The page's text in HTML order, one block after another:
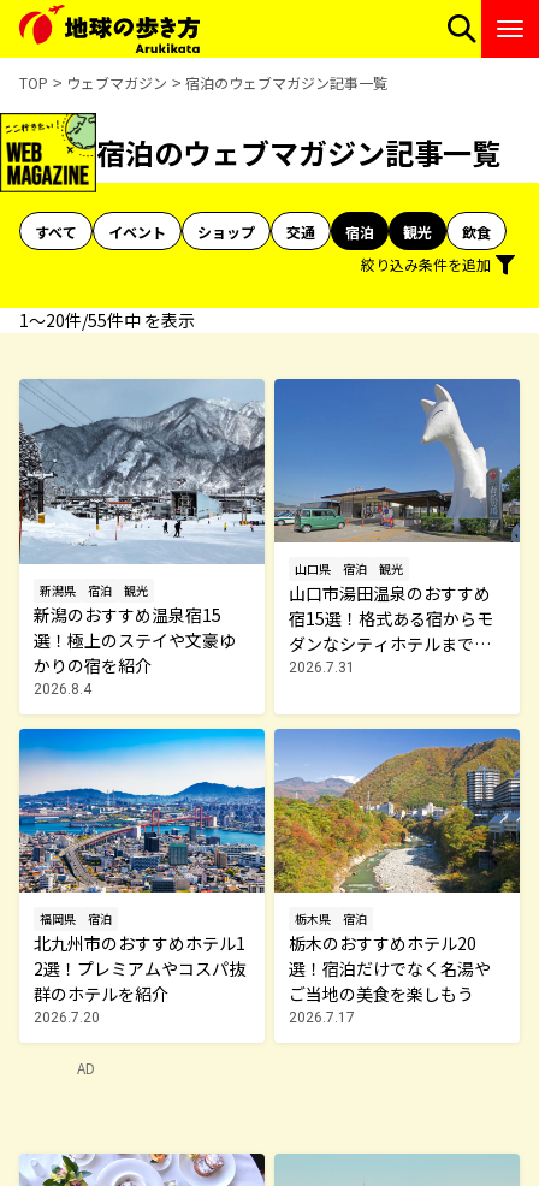
TOP ウェブマガジン 宿泊のウェブマガジン記事一覧
宿泊のウェブマガジン記事一覧
すべて イベント ショップ 交通 宿泊 観光
飲食
絞り込み条件を追加
1〜20件/55件中 を表示
新潟県 宿泊 観光
新潟のおすすめ温泉宿15
選！極上のステイや文豪ゆ
かりの宿を紹介
2026.8.4
山口県 宿泊 観光
山口市湯田温泉のおすすめ
宿15選！格式ある宿からモ
ダンなシティホテルまで厳
選
2026.7.31
福岡県 宿泊
北九州市のおすすめホテル1
2選！プレミアムやコスパ抜
群のホテルを紹介
2026.7.20
栃木県 宿泊
栃木のおすすめホテル20
選！宿泊だけでなく名湯や
ご当地の美食を楽しもう
2026.7.17
AD